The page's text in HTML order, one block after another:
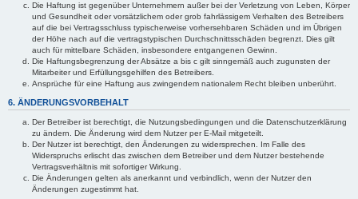
Die Haftung ist gegenüber Unternehmern außer bei der Verletzung von Leben, Körper
und Gesundheit oder vorsätzlichem oder grob fahrlässigem Verhalten des Betreibers
auf die bei Vertragsschluss typischerweise vorhersehbaren Schäden und im Übrigen
der Höhe nach auf die vertragstypischen Durchschnittsschäden begrenzt. Dies gilt
auch für mittelbare Schäden, insbesondere entgangenen Gewinn.
Die Haftungsbegrenzung der Absätze a bis c gilt sinngemäß auch zugunsten der
Mitarbeiter und Erfüllungsgehilfen des Betreibers.
Ansprüche für eine Haftung aus zwingendem nationalem Recht bleiben unberührt.
6. ÄNDERUNGSVORBEHALT
Der Betreiber ist berechtigt, die Nutzungsbedingungen und die Datenschutzerklärung
zu ändern. Die Änderung wird dem Nutzer per E-Mail mitgeteilt.
Der Nutzer ist berechtigt, den Änderungen zu widersprechen. Im Falle des
Widerspruchs erlischt das zwischen dem Betreiber und dem Nutzer bestehende
Vertragsverhältnis mit sofortiger Wirkung.
Die Änderungen gelten als anerkannt und verbindlich, wenn der Nutzer den
Änderungen zugestimmt hat.